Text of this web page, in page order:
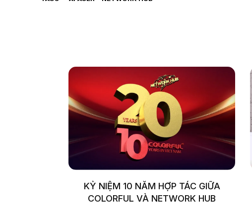
KỶ NIỆM 10 NĂM HỢP TÁC GIỮA
COLORFUL VÀ NETWORK HUB